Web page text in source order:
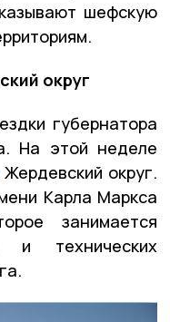
шефскую
округ
губернатора
На этой неделе
Жердевский округ.
Карла Маркса
занимается
и технических